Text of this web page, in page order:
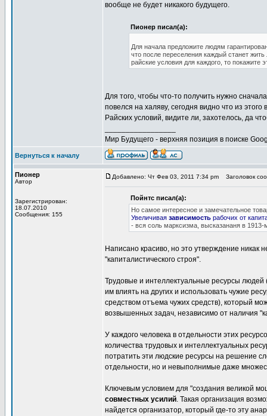
вообще не будет никакого будущего.
Пионер писал(а):
Для начала предложите людям
что после переселения каждый станет
райские условия для каждого, то покажите
Для того, чтобы что-то получить нужно
повелся на халяву, сегодня видно что из
Райских условий, видите ли, захотелось, да
Мир Будущего - верхняя позиция в поиске
Вернуться к началу
Пионер
Автор
Зарегистрирован:
18.07.2010
Сообщения: 155
Добавлено: Чт Фев 03, 2011 7:34 pm Заголовок
Пойнтс писал(а):
Но самое интересное и замечательное
Увеличивая зависимость рабочих от
- вся соль марксизма, высказананя в 1913-
Написано красиво, но это утверждение никак
"капиталистического строя".
Трудовые и интеллектуальные ресурсы людей
им влиять на других и использовать чужие
средством отъема чужих средств), который
возвышенных задач, независимо от наличия
У каждого человека в отдельности этих
количества трудовых и интеллектуальных
потратить эти людские ресурсы на решение
отдельности, но и невыполнимые даже
Ключевым условием для "создания великой
совместных усилий. Такая организация
найдется организатор, который где-то эту